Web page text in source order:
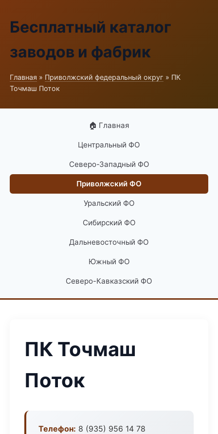
Бесплатный каталог
заводов и фабрик
Главная » Приволжский федеральный округ » ПК
Точмаш Поток
🏠 Главная
Центральный ФО
Северо-Западный ФО
Приволжский ФО
Уральский ФО
Сибирский ФО
Дальневосточный ФО
Южный ФО
Северо-Кавказский ФО
ПК Точмаш
Поток
Телефон: 8 (935) 956 14 78